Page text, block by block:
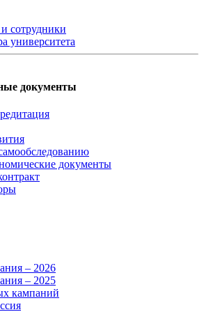
сотрудники
университета
документы
документы
– 2026
– 2025
кампаний